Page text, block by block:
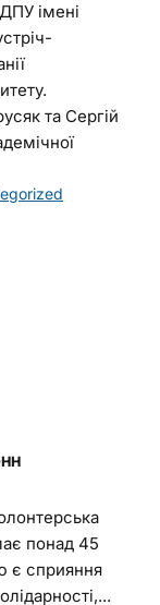
імені
та Сергій
понад 45
є сприяння